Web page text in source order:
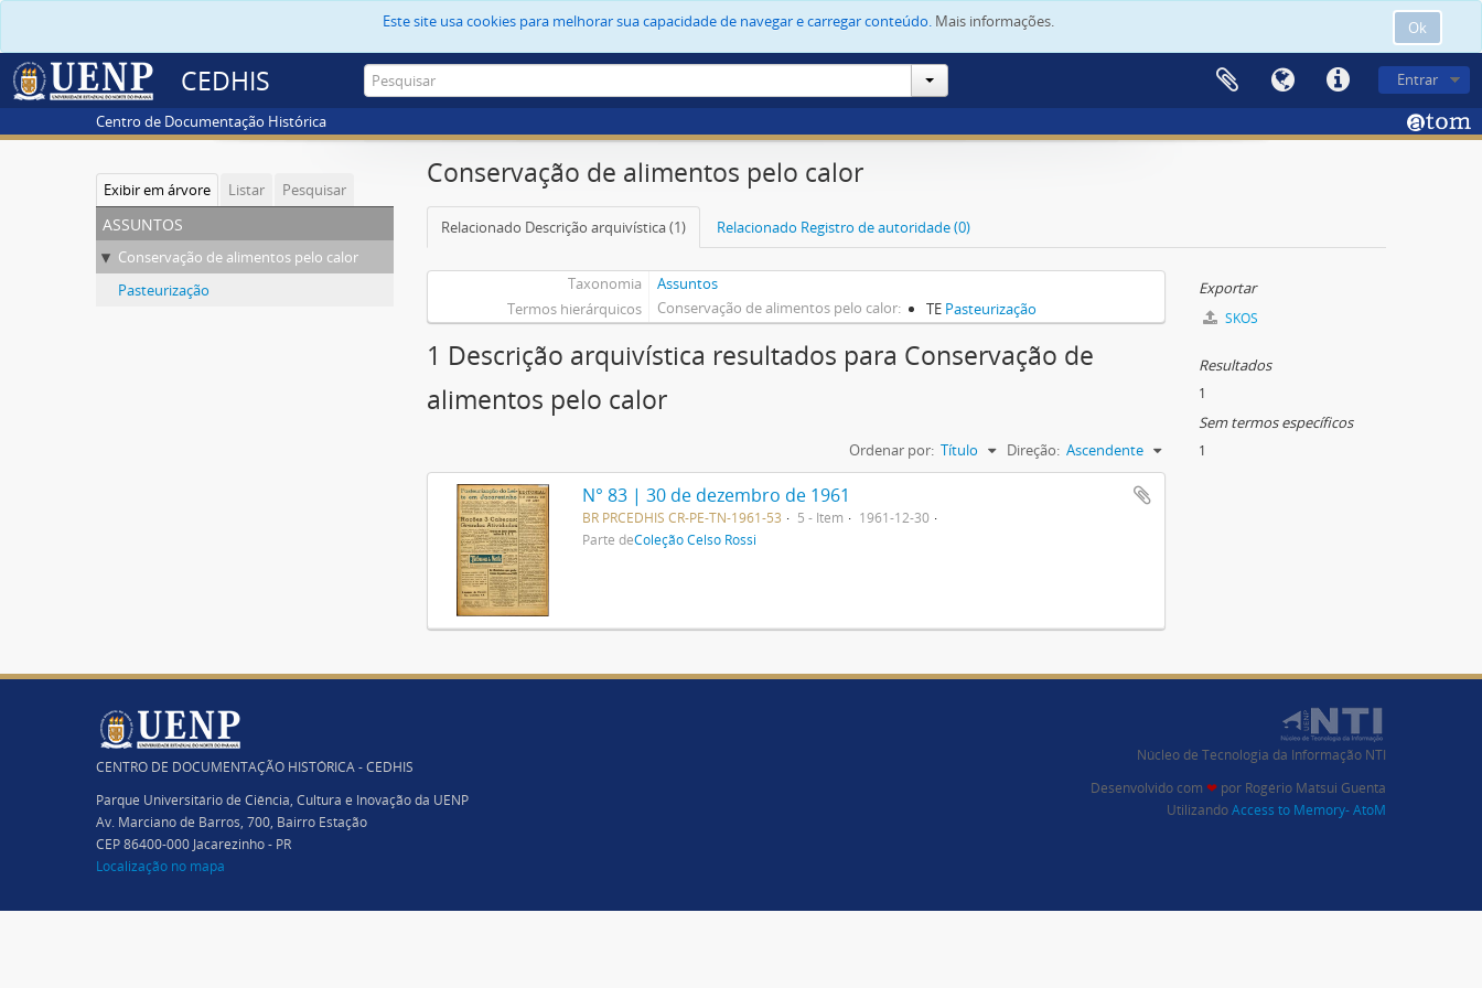
Ok
Este site usa cookies para melhorar sua capacidade de navegar e carregar conteúdo. Mais informações.
CEDHIS Entrar
Centro de Documentação Histórica
Exibir em árvore Listar Pesquisar
assuntos
Conservação de alimentos pelo calor
Pasteurização
Conservação de alimentos pelo calor
Relacionado Descrição arquivística (1) Relacionado Registro de autoridade (0)
Taxonomia
Assuntos
Termos hierárquicos
Conservação de alimentos pelo calor TE Pasteurização
1 Descrição arquivística resultados para Conservação de
alimentos pelo calor
Ordenar por: Título Direção: Ascendente
N° 83 | 30 de dezembro de 1961
BR PRCEDHIS CR-PE-TN-1961-53 5 - Item
1961-12-30
Parte deColeção Celso Rossi
Exportar
SKOS
Resultados
1
Sem termos específicos
1
CENTRO DE DOCUMENTAÇÃO HISTÓRICA - CEDHIS
Parque Universitário de Ciência, Cultura e Inovação da UENP
Av. Marciano de Barros, 700, Bairro Estação
CEP 86400-000 Jacarezinho - PR
Localização no mapa
Núcleo de Tecnologia da Informação NTI
Desenvolvido com ❤ por Rogério Matsui Guenta
UtilizandoAccess to Memory- AtoM